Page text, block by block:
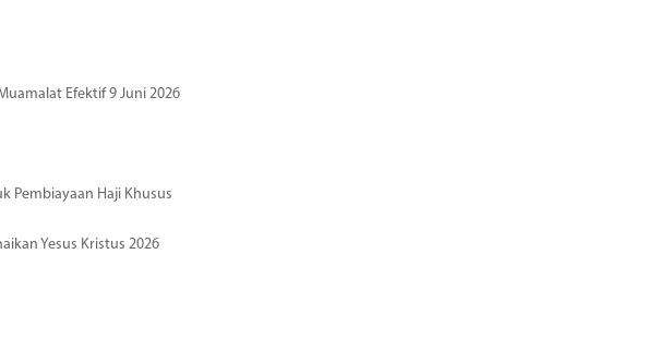
Efektif 9 Juni 2026
Pembiayaan Haji Khusus
Yesus Kristus 2026